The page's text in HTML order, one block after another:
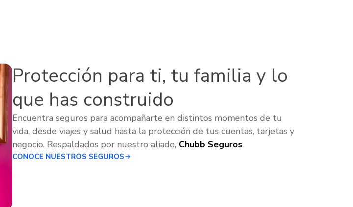
Protección para ti, tu familia y lo
que has construido
Encuentra seguros para acompañarte en distintos momentos de tu
vida, desde viajes y salud hasta la protección de tus cuentas, tarjetas y
negocio. Respaldados por nuestro aliado, Chubb Seguros.
CONOCE NUESTROS SEGUROS